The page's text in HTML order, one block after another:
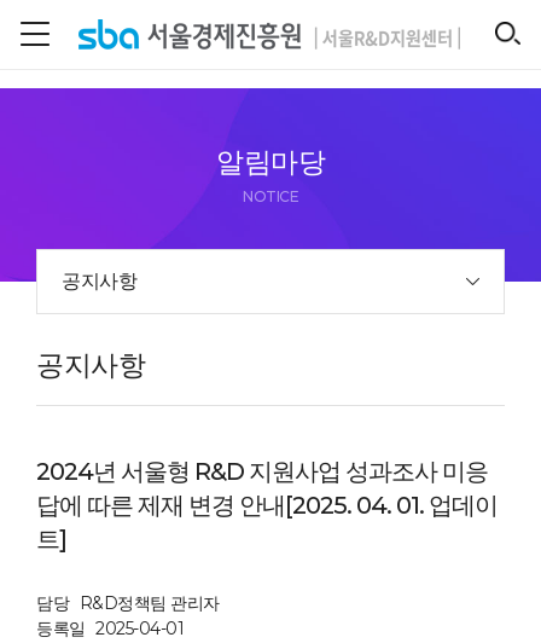
알림마당
NOTICE
공지사항
공지사항
2024년 서울형 R&D 지원사업 성과조사 미응
답에 따른 제재 변경 안내[2025. 04. 01. 업데이
트]
담당
R&D정책팀 관리자
등록일 2025-04-01